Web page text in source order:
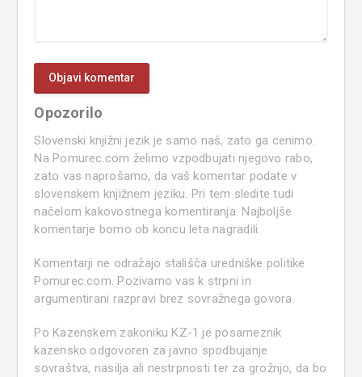
Opozorilo
Slovenski knjižni jezik je samo naš, zato ga cenimo.
Na Pomurec.com želimo vzpodbujati njegovo rabo,
zato vas naprošamo, da vaš komentar podate v
slovenskem knjižnem jeziku. Pri tem sledite tudi
načelom kakovostnega komentiranja. Najboljše
komentarje bomo ob koncu leta nagradili.
Komentarji ne odražajo stališča uredniške politike
Pomurec.com. Pozivamo vas k strpni in
argumentirani razpravi brez sovražnega govora.
Po Kazenskem zakoniku KZ-1 je posameznik
kazensko odgovoren za javno spodbujanje
sovraštva, nasilja ali nestrpnosti ter za grožnjo, da bo